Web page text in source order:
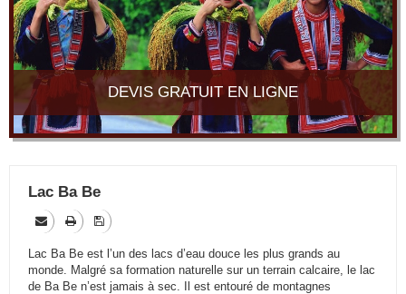
DEVIS GRATUIT EN LIGNE
Lac Ba Be
Lac Ba Be est l’un des lacs d’eau douce les plus grands au
monde. Malgré sa formation naturelle sur un terrain calcaire, le lac
de Ba Be n’est jamais à sec. Il est entouré de montagnes